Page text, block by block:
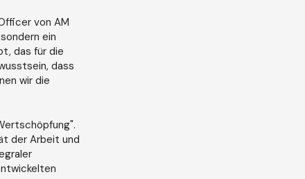
von AM
ein
das für die
dass
wir die
der Arbeit und